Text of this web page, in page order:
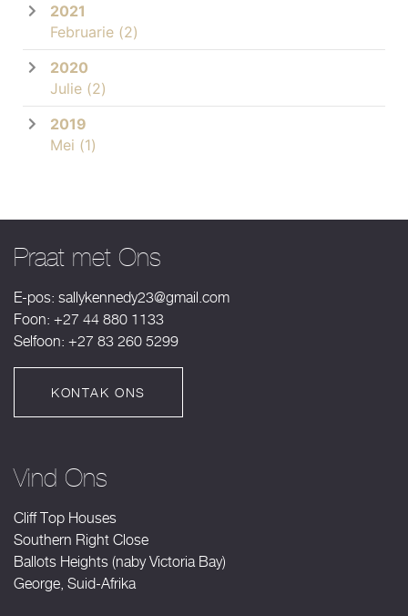
2021
Februarie (2)
2020
Julie (2)
2019
Mei (1)
Praat met Ons
E-pos: sallykennedy23@gmail.com
Foon: +27 44 880 1133
Selfoon: +27 83 260 5299
KONTAK ONS
Vind Ons
Cliff Top Houses
Southern Right Close
Ballots Heights (naby Victoria Bay)
George, Suid-Afrika